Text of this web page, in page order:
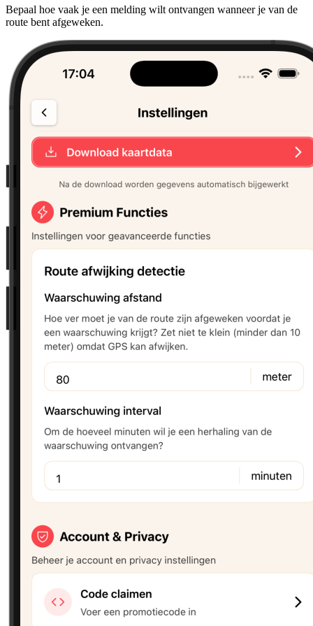
Bepaal hoe vaak je een melding wilt ontvangen wanneer je van de
route bent afgeweken.